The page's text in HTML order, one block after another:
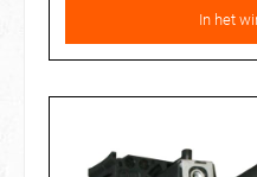
In het